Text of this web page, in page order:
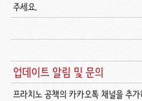
주세요.
업데이트 알림 및 문의
프라치노 공책의 카카오톡 채널을 추